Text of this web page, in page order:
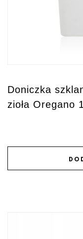
Doniczka
zioła Oregano